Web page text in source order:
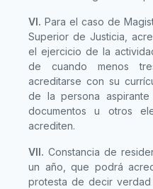
VI. Para el caso de
Superior de Justicia,
el ejercicio de la
de cuando menos
acreditarse con su
de la persona
documentos u otros
acrediten.
VII. Constancia de
un año, que podrá
protesta de decir